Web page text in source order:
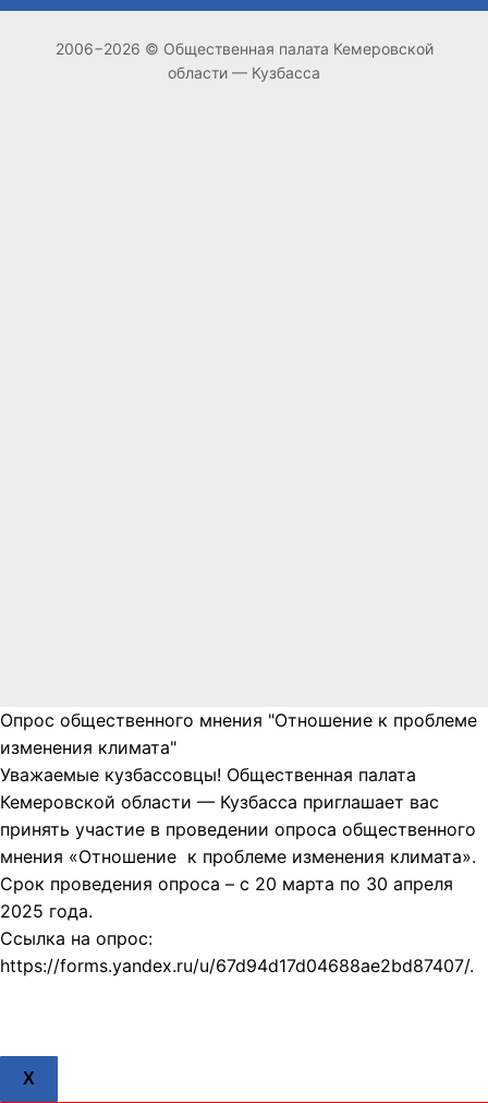
2006−2026 © Общественная палата Кемеровской
области — Кузбасса
Опрос общественного мнения "Отношение к проблеме
изменения климата"
Уважаемые кузбассовцы! Общественная палата
Кемеровской области — Кузбасса приглашает вас
принять участие в проведении опроса общественного
мнения «Отношение к проблеме изменения климата».
Срок проведения опроса – с 20 марта по 30 апреля
2025 года.
Ссылка на опрос:
https://forms.yandex.ru/u/67d94d17d04688ae2bd87407/.
X